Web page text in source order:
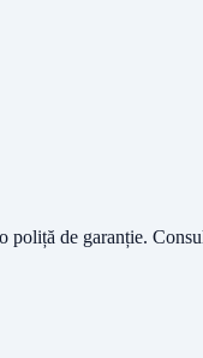
poliță de garanție.